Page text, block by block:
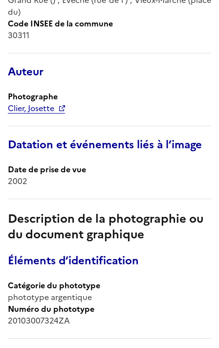
du)
Code INSEE de la commune
30311
Auteur
Photographe
Clier, Josette
Datation et événements liés à l’image
Date de prise de vue
2002
Description de la photographie ou
du document graphique
Éléments d’identification
Catégorie du phototype
phototype argentique
Numéro du phototype
20103007324ZA